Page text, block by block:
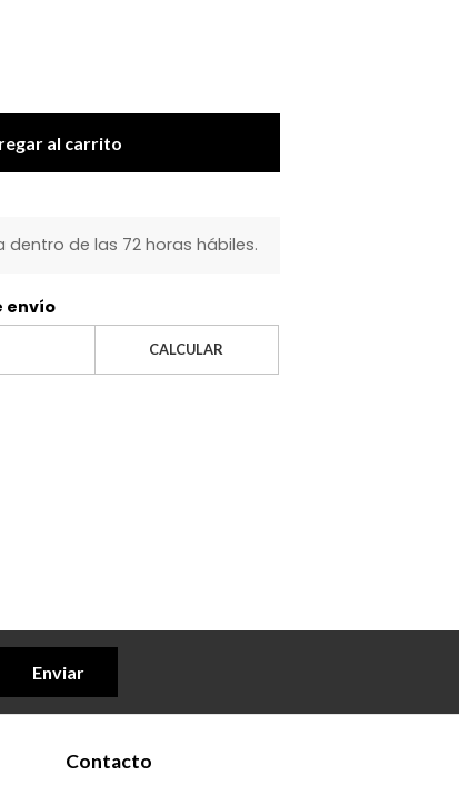
al carrito
dentro de las 72 horas hábiles.
envío
CALCULAR
Enviar
Contacto